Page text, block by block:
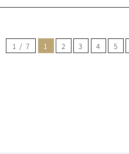
1 / 7 1 2 3 4 5